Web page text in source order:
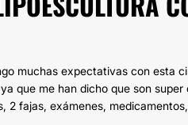
muchas expectativas con esta
que me han dicho que son
fajas, exámenes,